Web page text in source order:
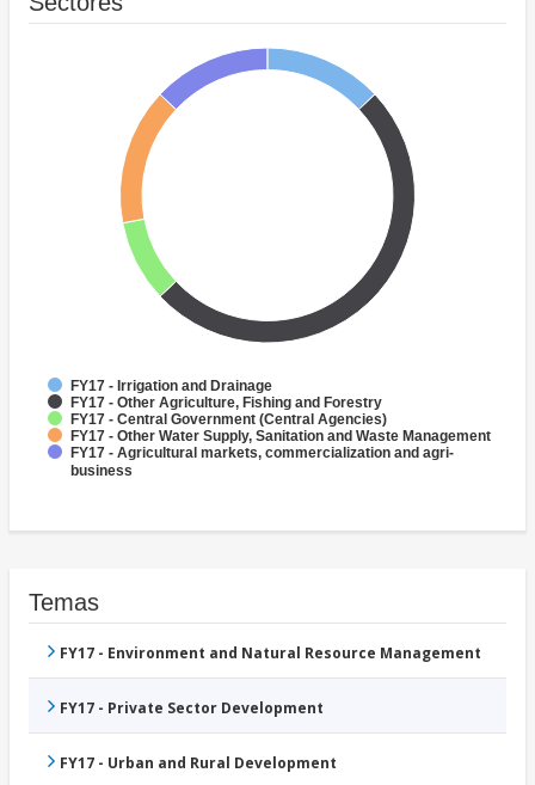
FY17 - Irrigation and Drainage
FY17 - Other Agriculture, Fishing and Forestry
FY17 - Central Government (Central Agencies)
FY17 - Other Water Supply, Sanitation and Waste Management
FY17 - Agricultural markets, commercialization and agri-
business
Temas
FY17 - Environment and Natural Resource Management
FY17 - Private Sector Development
FY17 - Urban and Rural Development